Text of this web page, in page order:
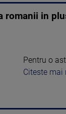
romanii in
Pentru o
Citeste mai